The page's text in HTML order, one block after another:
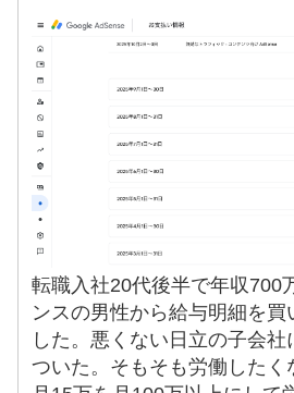
転職入社20代後半で年収700
ンスの男性から給与明細を買
した。悪くない日立の子会
ついた。そもそも労働したく